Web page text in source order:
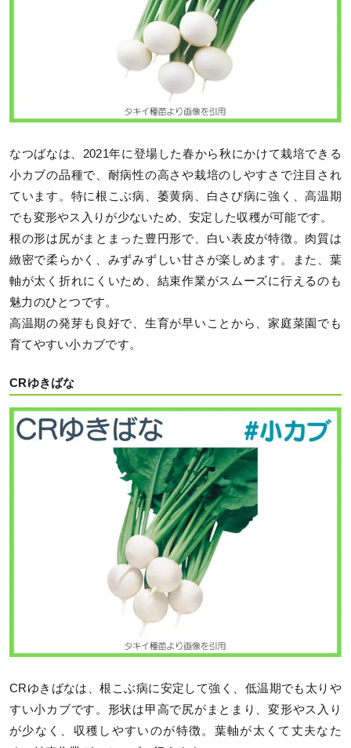
なつばなは、2021年に登場した春から秋にかけて栽培できる
小カブの品種で、耐病性の高さや栽培のしやすさで注目され
ています。特に根こぶ病、萎黄病、白さび病に強く、高温期
でも変形やス入りが少ないため、安定した収穫が可能です。
根の形は尻がまとまった豊円形で、白い表皮が特徴。肉質は
緻密で柔らかく、みずみずしい甘さが楽しめます。また、葉
軸が太く折れにくいため、結束作業がスムーズに行えるのも
魅力のひとつです。
高温期の発芽も良好で、生育が早いことから、家庭菜園でも
育てやすい小カブです。
CRゆきばな
CRゆきばなは、根こぶ病に安定して強く、低温期でも太りや
すい小カブです。形状は甲高で尻がまとまり、変形やス入り
が少なく、収穫しやすいのが特徴。葉軸が太くて丈夫なた